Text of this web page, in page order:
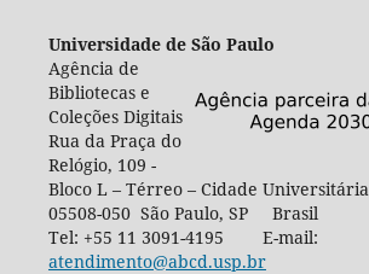
Universidade de São Paulo
Agência de
Bibliotecas e
Coleções Digitais
Rua da Praça do
Relógio, 109 -
Bloco L – Térreo – Cidade Universitária
05508-050 São Paulo, SP Brasil
Tel: +55 11 3091-4195 E-mail:
atendimento@abcd.usp.br